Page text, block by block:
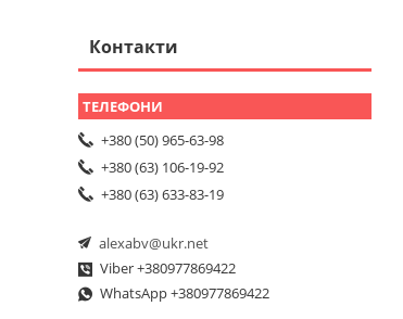
Контакти
+380 (50) 965-63-98
+380 (63) 106-19-92
+380 (63) 633-83-19
alexabv@ukr.net
Viber +380977869422
WhatsApp +380977869422